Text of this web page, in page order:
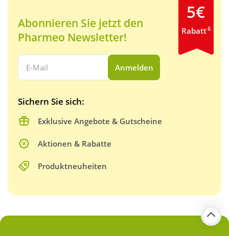
Abonnieren Sie jetzt den
Pharmeo Newsletter!
Ihre E-Mail Adresse:
Anmelden
Sichern Sie sich:
Exklusive Angebote & Gutscheine
Aktionen & Rabatte
Produktneuheiten
5€
Rabatt6